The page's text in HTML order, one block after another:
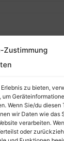
Zustimmung
zu bieten,
Wenn Sie/du diesen
wir Daten wie das
verarbeiten.
oder
Der